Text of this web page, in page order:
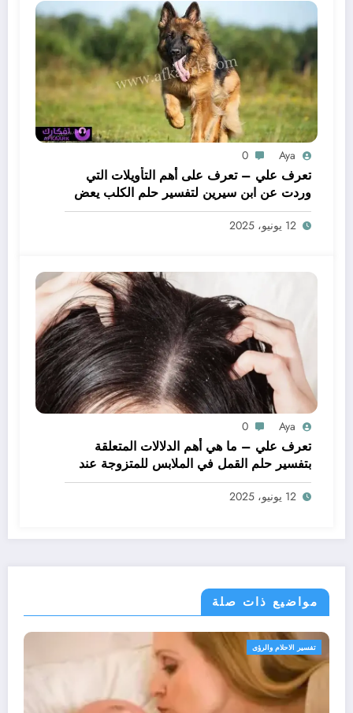
Aya
0
تعرف علي – تعرف على أهم التأويلات التي
وردت عن ابن سيرين لتفسير حلم الكلب يعض
يدي – بالتفصيل
12 يونيو، 2025
Aya
0
تعرف علي – ما هي أهم الدلالات المتعلقة
بتفسير حلم القمل في الملابس للمتزوجة عند
ابن سيرين؟ – بالتفصيل
12 يونيو، 2025
مواضيع ذات صلة